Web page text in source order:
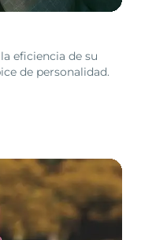
eficiencia de su
de personalidad.